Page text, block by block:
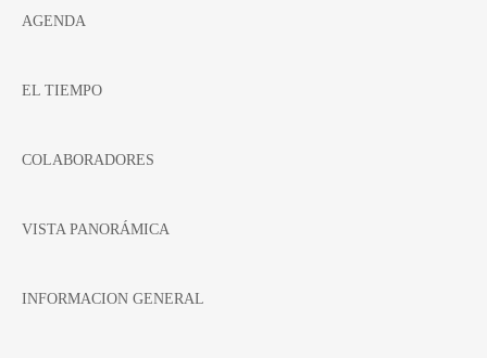
AGENDA
EL TIEMPO
COLABORADORES
VISTA PANORÁMICA
INFORMACION GENERAL